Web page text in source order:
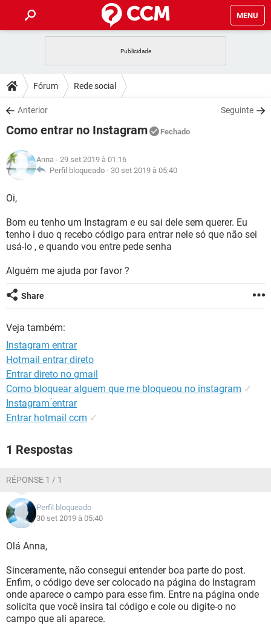
MENU
CELULAR
OUTLOOK
INSTAGRAM GMAIL
GUIA DE COMPRAS
DICAS
JOGOS
INSTAGRAM
GUIA DE COMPRAS
DOWNLOADS
JOGOS WHATSAPP
CELULAR
OUTLOOK EXCEL
INSTAGRAM
JOGOS
CELULAR
OUTLOOK
INSTAGRAM GMAIL
GUIA DE COMPRAS
GLOSSÁRIO
JOGOS
OUTLOOK EXCEL
INSTAGRAM
GUIA DE COMPRAS
Fórum Rede social
Anterior Seguinte
Como entrar no Instagram Fechado
Anna - 29 set 2019 à 01:16
Perfil bloqueado - 30 set 2019 à 05:40
Oi,
Bom eu tenho um Instagram e eu sai dele sem querer. Eu
tenho i duo q recebo código para entrar nele só que não sei
usá-lo , e quando vou entre pede senha
Alguém me ajuda por favor ?
Share
Veja também:
Instagram entrar
Hotmail entrar direto
Entrar direto no gmail
Como bloquear alguem que me bloqueou no instagram ✓
Instagram ́entrar
Entrar hotmail ccm ✓
1 Respostas
RÉPONSE 1 / 1
Perfil bloqueado
30 set 2019 à 05:40
Olá Anna,
Sinceramente, não consegui entender boa parte do post.
Enfim, o código deve ser colocado na página do Instagram
onde aparece o campo para esse fim. Entre na página onde
solicita que você insira tal código e cole ou digite-o no
campo que ali aparece.